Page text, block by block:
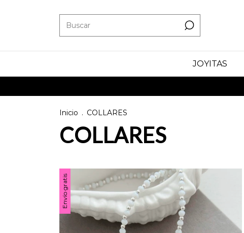
JOYITAS
Inicio . COLLARES
COLLARES
Envío gratis